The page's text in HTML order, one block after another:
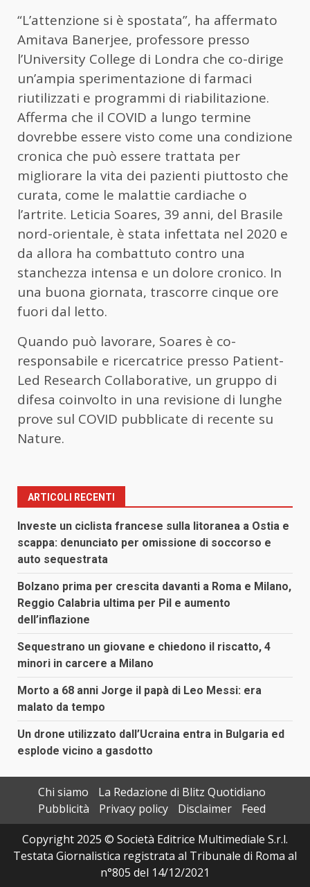
“L’attenzione si è spostata”, ha affermato
Amitava Banerjee, professore presso
l’University College di Londra che co-dirige
un’ampia sperimentazione di farmaci
riutilizzati e programmi di riabilitazione.
Afferma che il COVID a lungo termine
dovrebbe essere visto come una condizione
cronica che può essere trattata per
migliorare la vita dei pazienti piuttosto che
curata, come le malattie cardiache o
l’artrite. Leticia Soares, 39 anni, del Brasile
nord-orientale, è stata infettata nel 2020 e
da allora ha combattuto contro una
stanchezza intensa e un dolore cronico. In
una buona giornata, trascorre cinque ore
fuori dal letto.
Quando può lavorare, Soares è co-
responsabile e ricercatrice presso Patient-
Led Research Collaborative, un gruppo di
difesa coinvolto in una revisione di lunghe
prove sul COVID pubblicate di recente su
Nature.
ARTICOLI RECENTI
Investe un ciclista francese sulla litoranea a Ostia e
scappa: denunciato per omissione di soccorso e
auto sequestrata
Bolzano prima per crescita davanti a Roma e Milano,
Reggio Calabria ultima per Pil e aumento
dell’inflazione
Sequestrano un giovane e chiedono il riscatto, 4
minori in carcere a Milano
Morto a 68 anni Jorge il papà di Leo Messi: era
malato da tempo
Un drone utilizzato dall’Ucraina entra in Bulgaria ed
esplode vicino a gasdotto
Chi siamo
La Redazione di Blitz Quotidiano
Pubblicità
Privacy policy Disclaimer
Feed
Copyright 2025 © Società Editrice Multimediale S.r.l.
Testata Giornalistica registrata al Tribunale di Roma al
n°805 del 14/12/2021